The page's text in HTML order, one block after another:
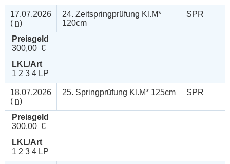
17.07.2026
( n)
24. Zeitspringprüfung Kl.M*
120cm
SPR
Preisgeld
300,00 €
LKL/Art
1 2 3 4 LP
18.07.2026
( n)
25. Springprüfung Kl.M* 125cm SPR
Preisgeld
300,00 €
LKL/Art
1 2 3 4 LP